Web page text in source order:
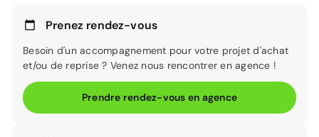
Prenez rendez-vous
Besoin d'un accompagnement pour votre projet d'achat
et/ou de reprise ? Venez nous rencontrer en agence !
Prendre rendez-vous en agence